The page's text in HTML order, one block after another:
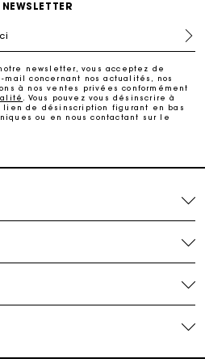
fois sans frais
& Retours offerts
la meilleure façon d'offrir le
newsletter, vous acceptez de
concernant nos actualités, nos
à nos ventes privées conformément
. Vous pouvez vous désinscrire à
de désinscription figurant en bas
ou en nous contactant sur le